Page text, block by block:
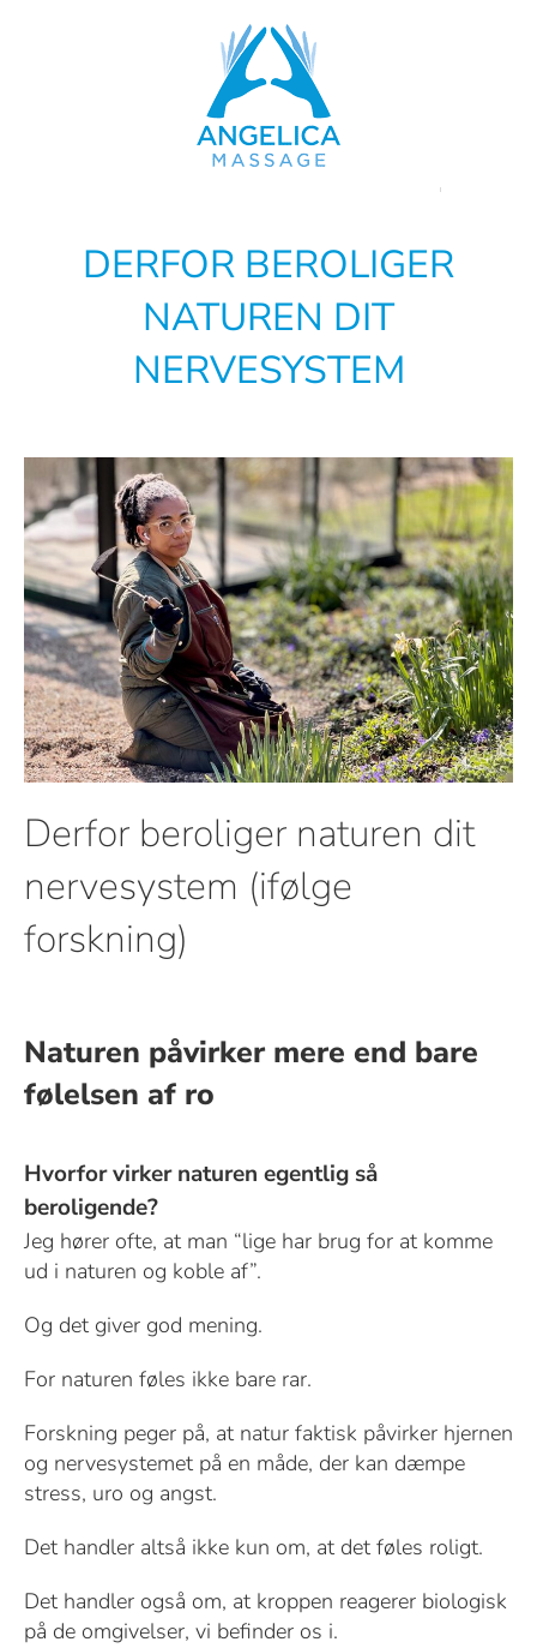
DERFOR BEROLIGER
NATUREN DIT
NERVESYSTEM
større
billede
Derfor beroliger naturen dit
nervesystem (ifølge
forskning)
Naturen påvirker mere end bare
følelsen af ro
Hvorfor virker naturen egentlig så
beroligende?
Jeg hører ofte, at man “lige har brug for at komme
ud i naturen og koble af”.
Og det giver god mening.
For naturen føles ikke bare rar.
Forskning peger på, at natur faktisk påvirker hjernen
og nervesystemet på en måde, der kan dæmpe
stress, uro og angst.
Det handler altså ikke kun om, at det føles roligt.
Det handler også om, at kroppen reagerer biologisk
på de omgivelser, vi befinder os i.